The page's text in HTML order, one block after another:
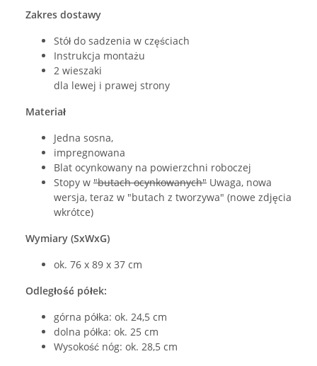
Zakres dostawy
Stół do sadzenia w częściach
Instrukcja montażu
2 wieszaki
dla lewej i prawej strony
Materiał
Jedna sosna,
impregnowana
Blat ocynkowany na powierzchni roboczej
Stopy w "butach ocynkowanych" Uwaga, nowa
wersja, teraz w "butach z tworzywa" (nowe zdjęcia
wkrótce)
Wymiary (SxWxG)
ok. 76 x 89 x 37 cm
Odległość półek:
górna półka: ok. 24,5 cm
dolna półka: ok. 25 cm
Wysokość nóg: ok. 28,5 cm